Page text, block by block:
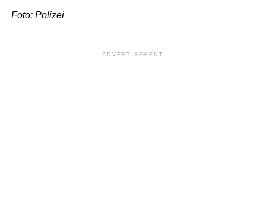
Foto: Polizei
ADVERTISEMENT